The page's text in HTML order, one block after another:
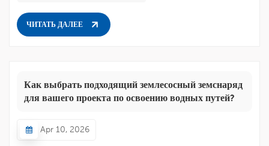
использовании фрезы, установленной на переднем конце
держателя фрезы, для измельчения ила и камней на дне
ЧИТАТЬ ДАЛЕЕ
Как выбрать подходящий землесосный земснаряд
для вашего проекта по освоению водных путей?
Apr 10, 2026